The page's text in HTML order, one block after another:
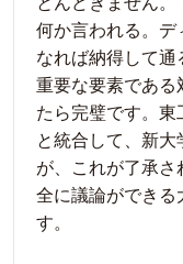
何か言われる。デ
なれば納得して
重要な要素である
たら完璧です。
と統合して、新
が、これが了承さ
全に議論ができる
す。